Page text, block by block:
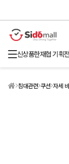
신상품한재협 기획전
침대관련 쿠션 자세